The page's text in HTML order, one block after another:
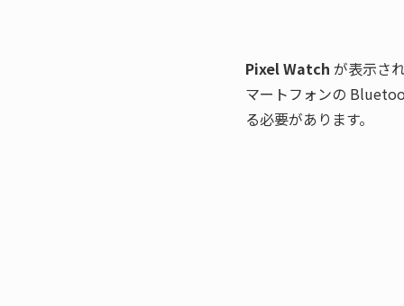
Pixel Watch が表示さ
マートフォンの
る必要があります。